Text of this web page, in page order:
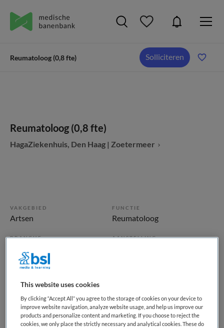
Reumatoloog (0,8 fte) Solliciteren
Reumatoloog (0,8 fte)
HagaZiekenhuis, Den Haag | Zoetermeer
VAKGEBIED
Artsen
FUNCTIE
Reumatoloog
BRANCHE AANSTELLING
PLAATSINGSDATUM
ERVARING
Starter
DIENSTVERBAND
Parttime
This website uses cookies
By clicking “Accept All” you agree to the storage of cookies on your device to
improve website navigation, analyze website usage, and help us improve our
products and personalize content and marketing. If you choose to reject the
cookies, we only place the strictly necessary and analytical cookies. These do